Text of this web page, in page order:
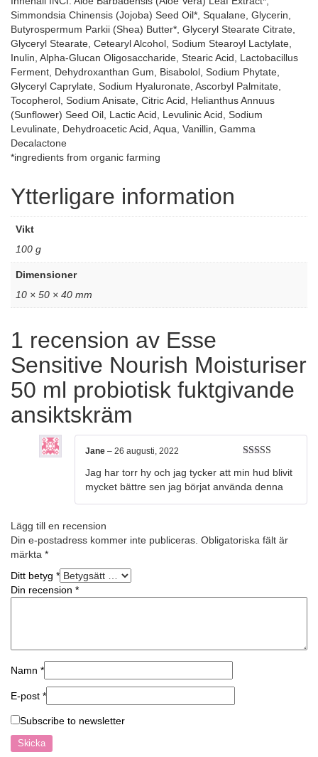
Simmondsia Chinensis (Jojoba) Seed Oil*, Squalane, Glycerin,
Butyrospermum Parkii (Shea) Butter*, Glyceryl Stearate Citrate,
Glyceryl Stearate, Cetearyl Alcohol, Sodium Stearoyl Lactylate,
Inulin, Alpha-Glucan Oligosaccharide, Stearic Acid, Lactobacillus
Ferment, Dehydroxanthan Gum, Bisabolol, Sodium Phytate,
Glyceryl Caprylate, Sodium Hyaluronate, Ascorbyl Palmitate,
Tocopherol, Sodium Anisate, Citric Acid, Helianthus Annuus
(Sunflower) Seed Oil, Lactic Acid, Levulinic Acid, Sodium
Levulinate, Dehydroacetic Acid, Aqua, Vanillin, Gamma
Decalactone
*ingredients from organic farming
Ytterligare information
Vikt
100 g
Dimensioner
10 × 50 × 40 mm
1 recension av Esse
Sensitive Nourish Moisturiser
50 ml probiotisk fuktgivande
ansiktskräm
av 5
Jane – 26 augusti, 2022
Jag har torr hy och jag tycker att min hud blivit
mycket bättre sen jag börjat använda denna
Lägg till en recension
Din e-postadress kommer inte publiceras. Obligatoriska fält är
märkta *
Ditt betyg *
Din recension *
Namn *
E-post *
Subscribe to newsletter